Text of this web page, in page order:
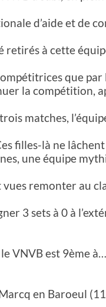
d’aide et de
à cette
que par
la compétition,
matches,
filles-là ne
une équipe
remonter au
3 sets à 0 à
VNVB est 9ème
en Baroeul